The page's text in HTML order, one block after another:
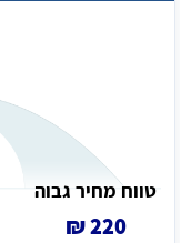
טווח מחיר גבוה
220 ₪